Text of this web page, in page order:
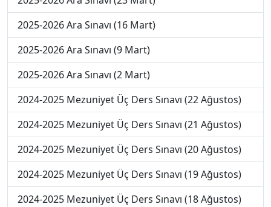
2025-2026 Ara Sınavı (16 Mart)
2025-2026 Ara Sınavı (9 Mart)
2025-2026 Ara Sınavı (2 Mart)
2024-2025 Mezuniyet Üç Ders Sınavı (22 Ağustos)
2024-2025 Mezuniyet Üç Ders Sınavı (21 Ağustos)
2024-2025 Mezuniyet Üç Ders Sınavı (20 Ağustos)
2024-2025 Mezuniyet Üç Ders Sınavı (19 Ağustos)
2024-2025 Mezuniyet Üç Ders Sınavı (18 Ağustos)